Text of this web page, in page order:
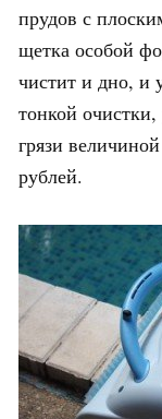
прудов с
щетка особой
чистит и дно, и
тонкой
грязи
рублей.